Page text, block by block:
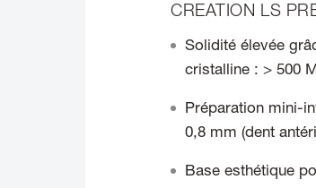
CREATION LS
Solidité élevée
cristalline : > 500
Préparation mini-
0,8 mm (dent
Base esthétique